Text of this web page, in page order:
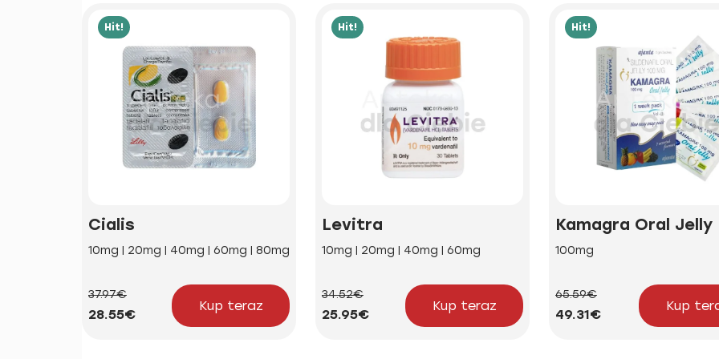
Hit!
Cialis
10mg | 20mg | 40mg | 60mg | 80mg
37.97€
28.55€
Kup teraz
Hit!
Levitra
10mg | 20mg | 40mg | 60mg
34.52€
25.95€
Kup teraz
Hit!
Kamagra Oral Jelly
100mg
65.59€
49.31€
Kup